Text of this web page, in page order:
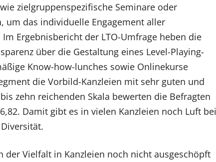
zielgruppenspezifische Seminare oder
um das individuelle Engagement aller
Ergebnisbericht der LTO-Umfrage heben die
über die Gestaltung eines Level-Playing-
Know-how-lunches sowie Onlinekurse
die Vorbild-Kanzleien mit sehr guten und
zehn reichenden Skala bewerten die Befragten
Damit gibt es in vielen Kanzleien noch Luft bei
Vielfalt in Kanzleien noch nicht ausgeschöpft